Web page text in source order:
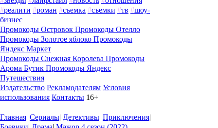
#реалити #роман #съемка #съемки #тв #шоу-
бизнес
Промокоды Островок Промокоды Отелло
Промокоды Золотое яблоко Промокоды
Яндекс Маркет
Промокоды Снежная Королева Промокоды
Арома Бутик Промокоды Яндекс
Путешествия
Издательство Рекламодателям Условия
использования Контакты 16+
Главная| Сериалы| Детективы| Приключения|